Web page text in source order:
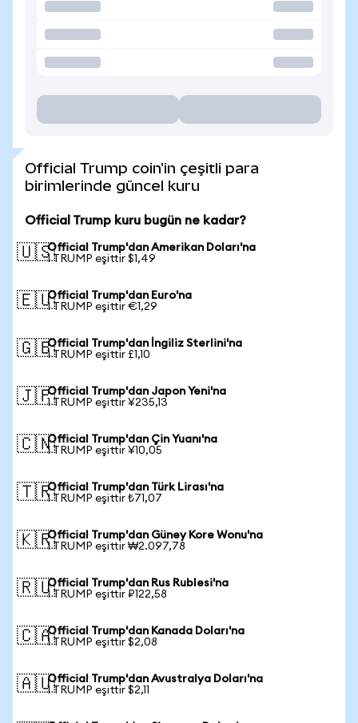
Official Trump coin'in çeşitli para
birimlerinde güncel kuru
Official Trump kuru bugün ne kadar?
🇺🇸Official Trump'dan Amerikan Doları'na
1 TRUMP eşittir $1,49
🇪🇺Official Trump'dan Euro'na
1 TRUMP eşittir €1,29
🇬🇧Official Trump'dan İngiliz Sterlini'na
1 TRUMP eşittir £1,10
🇯🇵Official Trump'dan Japon Yeni'na
1 TRUMP eşittir ¥235,13
🇨🇳Official Trump'dan Çin Yuanı'na
1 TRUMP eşittir ¥10,05
🇹🇷Official Trump'dan Türk Lirası'na
1 TRUMP eşittir ₺71,07
🇰🇷Official Trump'dan Güney Kore Wonu'na
1 TRUMP eşittir ₩2.097,78
🇷🇺Official Trump'dan Rus Rublesi'na
1 TRUMP eşittir ₽122,58
🇨🇦Official Trump'dan Kanada Doları'na
1 TRUMP eşittir $2,08
🇦🇺Official Trump'dan Avustralya Doları'na
1 TRUMP eşittir $2,11